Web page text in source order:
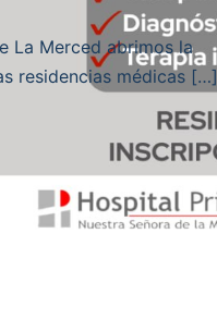
La Merced abrimos la
residencias médicas […]